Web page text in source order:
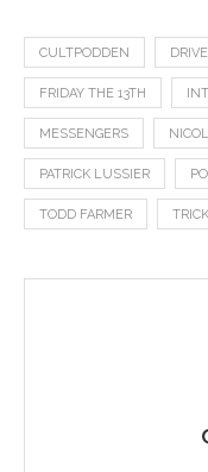
CULTPODDEN
FRIDAY THE 13TH
MESSENGERS
PATRICK LUSSIER
TODD FARMER TRICK